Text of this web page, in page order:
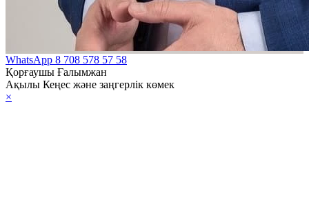
WhatsApp 8 708 578 57 58
Қорғаушы Ғалымжан
Ақылы Кеңес және заңгерлік көмек
×